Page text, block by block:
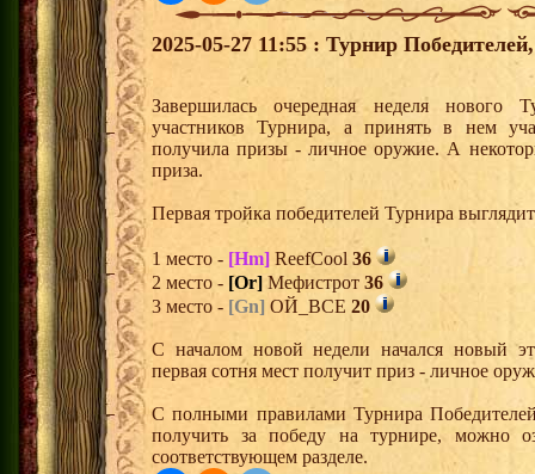
2025-05-27 11:55 : Турнир
Завершилась очередная неделя нового
участников Турнира, а принять в нем
получила призы - личное оружие. А
приза.
Первая тройка победителей Турнира
1 место - [Hm] ReefCool 36
2 место - [Or] Мефистрот 36
3 место - [Gn] ОЙ_ВСЕ 20
С началом новой недели начался новый
первая сотня мест получит приз - личное
С полными правилами Турнира
получить за победу на турнире, можно
соответствующем разделе.